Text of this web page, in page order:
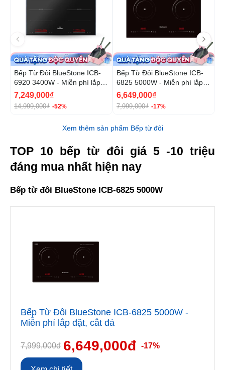
Bếp Từ Đôi BlueStone ICB-
6920 3400W - Miễn phí lắp
đặt, cắt đá
7,249,000₫
14,999,000₫ -52%
Bếp Từ Đôi BlueStone ICB-
6825 5000W - Miễn phí lắp
đặt, cắt đá
6,649,000₫
7,999,000₫ -17%
Xem thêm sản phẩm Bếp từ đôi
TOP 10 bếp từ đôi giá 5 -10 triệu
đáng mua nhất hiện nay
Bếp từ đôi BlueStone ICB-6825 5000W
Bếp Từ Đôi BlueStone ICB-6825 5000W -
Miễn phí lắp đặt, cắt đá
7,999,000đ 6,649,000đ -17%